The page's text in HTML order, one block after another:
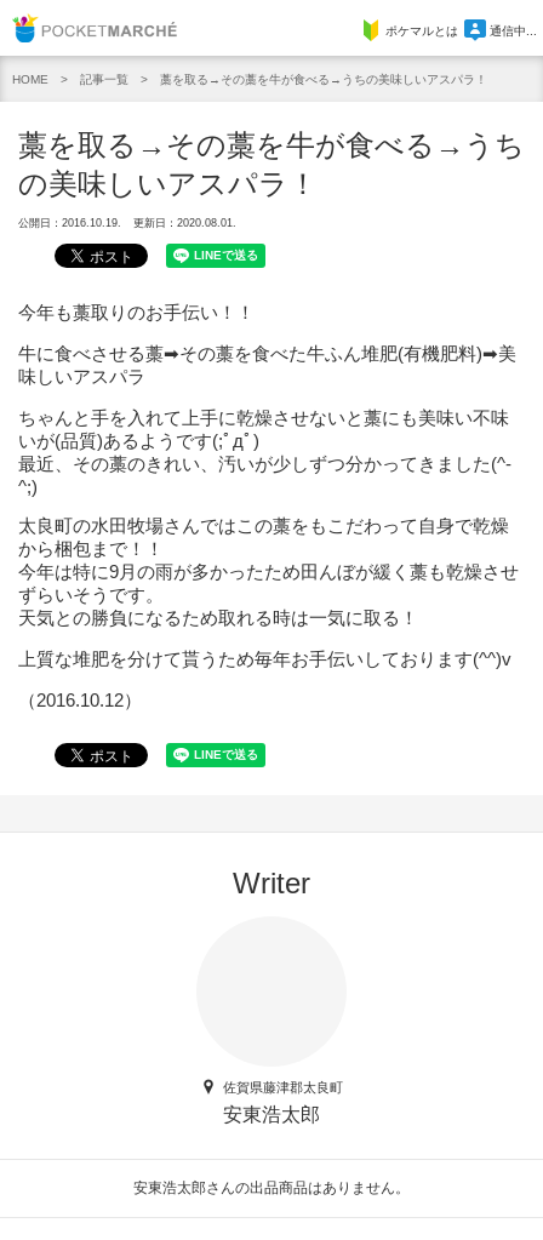
Pocket Marcheポケマルとは 通信中...
HOME 記事一覧 藁を取る→その藁を牛が食べる→うちの美味しいアスパラ！
藁を取る→その藁を牛が食べる→うち
の美味しいアスパラ！
公開日：2016.10.19. 更新日：2020.08.01.
今年も藁取りのお手伝い！！
牛に食べさせる藁➡その藁を食べた牛ふん堆肥(有機肥料)➡美
味しいアスパラ
ちゃんと手を入れて上手に乾燥させないと藁にも美味い不味
いが(品質)あるようです(;ﾟдﾟ)
最近、その藁のきれい、汚いが少しずつ分かってきました(^-
^;)
太良町の水田牧場さんではこの藁をもこだわって自身で乾燥
から梱包まで！！
今年は特に9月の雨が多かったため田んぼが緩く藁も乾燥させ
ずらいそうです。
天気との勝負になるため取れる時は一気に取る！
上質な堆肥を分けて貰うため毎年お手伝いしております(^^)v
（2016.10.12）
Writer
佐賀県藤津郡太良町
安東浩太郎
安東浩太郎さんの出品商品はありません。